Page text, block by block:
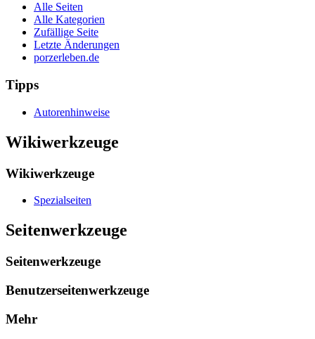
Alle Seiten
Alle Kategorien
Zufällige Seite
Letzte Änderungen
porzerleben.de
Tipps
Autorenhinweise
Wikiwerkzeuge
Wikiwerkzeuge
Spezialseiten
Seitenwerkzeuge
Seitenwerkzeuge
Benutzerseitenwerkzeuge
Mehr